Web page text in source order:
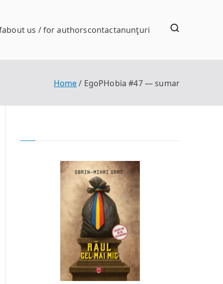
about us / for authorscontactanunţuri
Home EgoPHobia #47 — sumar